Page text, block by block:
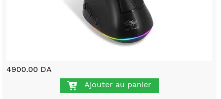
4900.00 DA
Ajouter au panier